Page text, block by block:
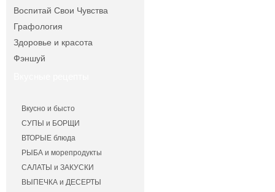
Воспитай Свои Чувства
Графология
Здоровье и красота
Фэншуй
Вкусно и бысто
СУПЫ и БОРЩИ
ВТОРЫЕ блюда
РЫБА и морепродукты
САЛАТЫ и ЗАКУСКИ
ВЫПЕЧКА и ДЕСЕРТЫ